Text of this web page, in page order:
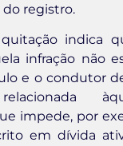
registro.
indica
infração não
e o condutor
impede, por
em dívida